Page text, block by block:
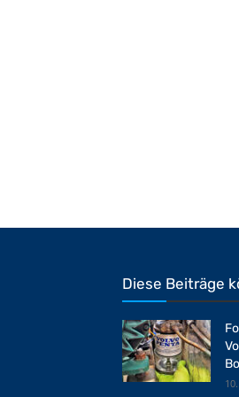
Diese Beiträge